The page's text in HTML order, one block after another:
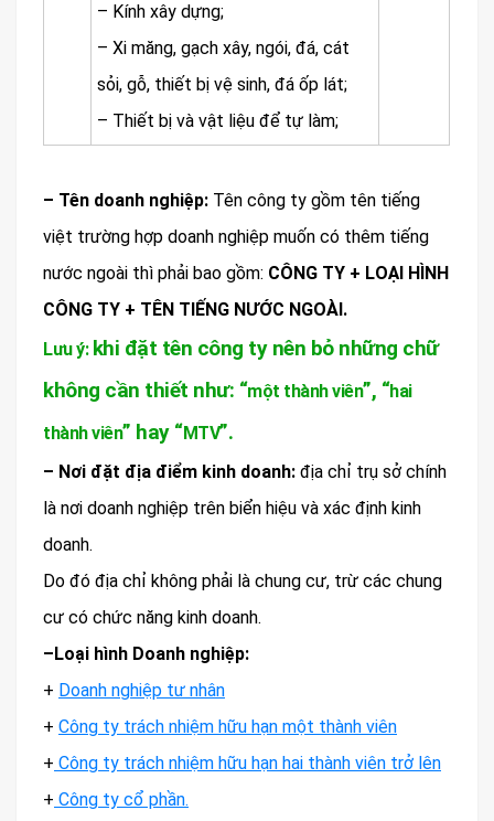
– Kính xây dựng;
– Xi măng, gạch xây, ngói, đá, cát
sỏi, gỗ, thiết bị vệ sinh, đá ốp lát;
– Thiết bị và vật liệu để tự làm;
– Tên doanh nghiệp: Tên công ty gồm tên tiếng
việt trường hợp doanh nghiệp muốn có thêm tiếng
nước ngoài thì phải bao gồm: CÔNG TY + LOẠI HÌNH
CÔNG TY + TÊN TIẾNG NƯỚC NGOÀI.
Lưu ý: khi đặt tên công ty nên bỏ những chữ
không cần thiết như: “một thành viên”, “hai
thành viên” hay “MTV”.
– Nơi đặt địa điểm kinh doanh: địa chỉ trụ sở chính
là nơi doanh nghiệp trên biển hiệu và xác định kinh
doanh.
Do đó địa chỉ không phải là chung cư, trừ các chung
cư có chức năng kinh doanh.
– Loại hình Doanh nghiệp:
+ Doanh nghiệp tư nhân
+ Công ty trách nhiệm hữu hạn một thành viên
+ Công ty trách nhiệm hữu hạn hai thành viên trở lên
+ Công ty cổ phần.